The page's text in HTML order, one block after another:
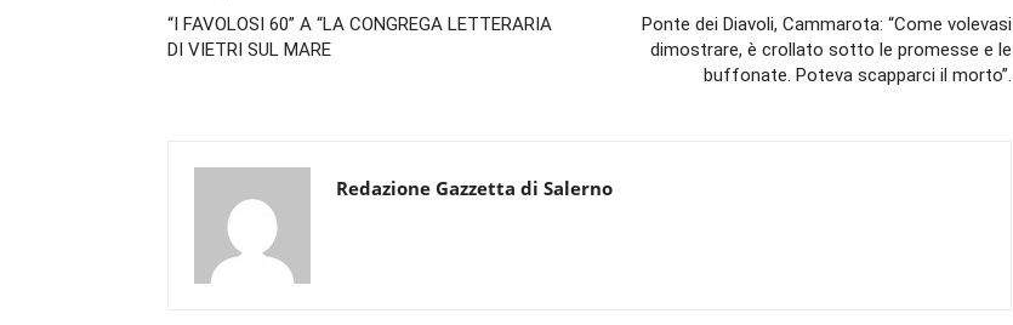
“I FAVOLOSI 60” A “LA CONGREGA LETTERARIA
DI VIETRI SUL MARE
Ponte dei Diavoli, Cammarota: “Come volevasi
dimostrare, è crollato sotto le promesse e le
buffonate. Poteva scapparci il morto”.
Redazione Gazzetta di Salerno